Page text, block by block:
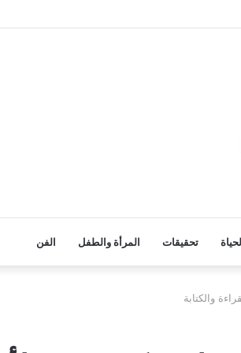
تحقيقات المرأة والطفل الفن
والكتابة